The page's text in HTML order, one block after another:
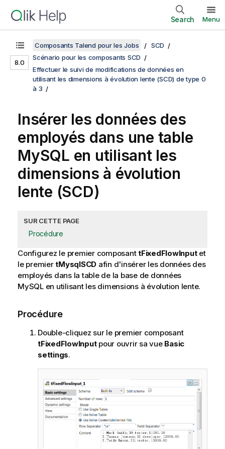
Search Menu
8.0
Composants Talend pour les Jobs
SCD
Scénario pour les composants SCD
Effectuer le suivi de modifications de données en
utilisant les dimensions à évolution lente (SCD) de type 0
à 3
Insérer les données des
employés dans une table
MySQL en utilisant les
dimensions à évolution
lente (SCD)
SUR CETTE PAGE
Procédure
Configurez le premier composanttFixedFlowInputet
le premiertMysqlSCD afin d'insérer les données des
employés dans la table de la base de données
MySQL en utilisant les dimensions à évolution lente.
Procédure
Double-cliquez sur le premier composant
tFixedFlowInputpour ouvrir sa vue Basic
settings.